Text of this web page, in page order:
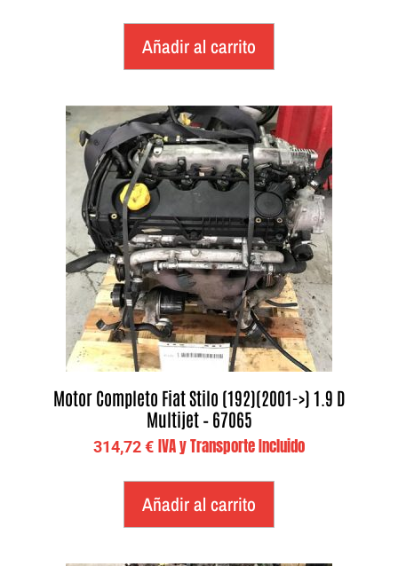
Añadir al carrito
Motor Completo Fiat Stilo (192)(2001->) 1.9 D
Multijet – 67065
314,72€ IVA y Transporte Incluido
Añadir al carrito